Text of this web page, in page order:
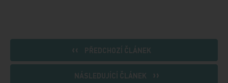
PŘEDCHOZÍ ČLÁNEK
NÁSLEDUJÍCÍ ČLÁNEK